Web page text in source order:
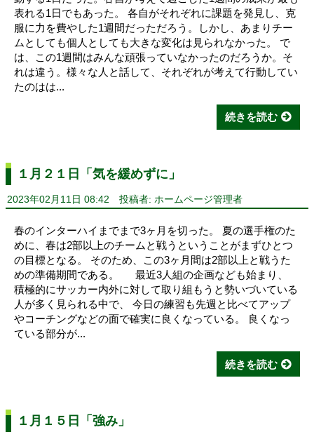
表れる1日でもあった。 各自がそれぞれに課題を発見し、克
服に力を費やした1週間だっただろう。しかし、あまりチー
ムとしても個人としても大きな変化は見られなかった。 で
は、この1週間はみんな頑張っていなかったのだろうか。そ
れは違う。様々な人と話して、それぞれが考えて行動してい
たのはは...
続きを読む
１月２１日「気を緩めずに」
2023年02月11日 08:42 投稿者: ホームページ管理者
春のインターハイまでまで3ヶ月を切った。 夏の選手権のた
めに、春は2部以上のチームと戦うということがまずひとつ
の目標となる。 そのため、この3ヶ月間は2部以上と戦うた
めの準備期間である。 最近3人組の企画なども始まり、
積極的にサッカー内外に対して取り組もうと勢いづいている
人が多く見られる中で、 今日の練習も先週と比べてアップ
やコーチングなどの面で確実に良くなっている。 良くなっ
ている部分が...
続きを読む
１月１５日「強み」